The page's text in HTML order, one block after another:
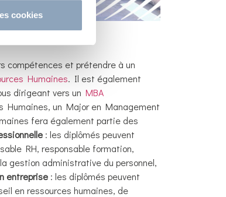
cookies
compétences et prétendre à un
Humaines. Il est également
dirigeant vers unMBA
Humaines, un Major en Management
fera également partie des
: les diplômés peuvent
RH, responsable formation,
gestion administrative du personnel,
entreprise : les diplômés peuvent
en ressources humaines, de